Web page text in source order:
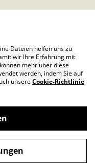
by
Dateien helfen uns zu
wir Ihre Erfahrung mit
mehr über diese
werden, indem Sie auf
unsereCookie-Richtlinie